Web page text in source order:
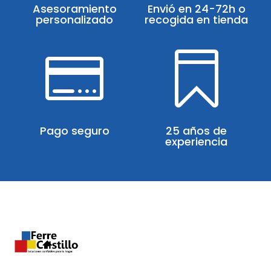
Asesoramiento
personalizado
Envió en 24-72h o
recogida en tienda

Pago seguro

25 años de
experiencia